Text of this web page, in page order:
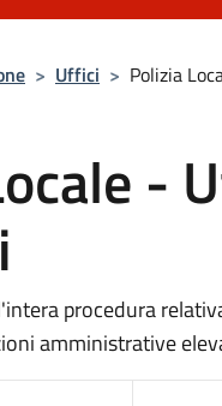
> Uffici > Polizia
-
procedura
amministrative